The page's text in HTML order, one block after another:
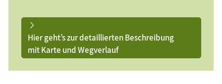
Hier geht’s zur detaillierten Beschreibung
mit Karte und Wegverlauf